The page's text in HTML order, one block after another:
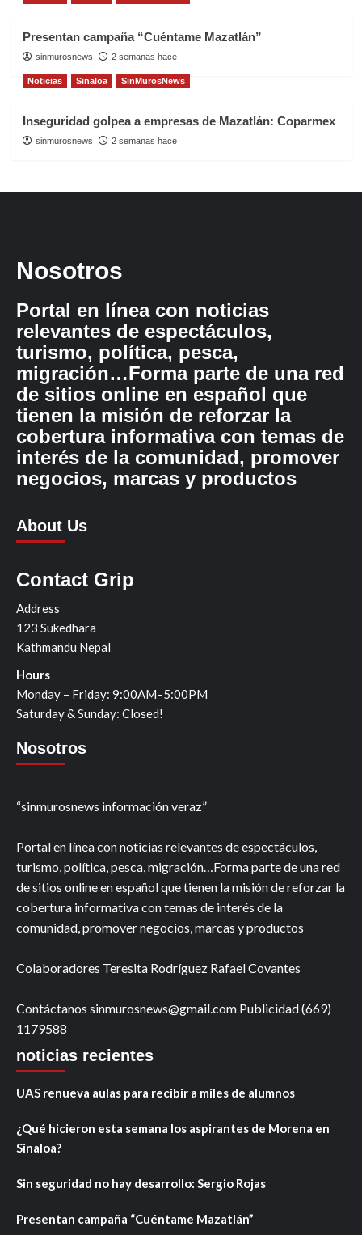
Presentan campaña “Cuéntame Mazatlán”
sinmurosnews 2 semanas hace
Noticias Sinaloa SinMurosNews
Inseguridad golpea a empresas de Mazatlán: Coparmex
sinmurosnews 2 semanas hace
Nosotros
Portal en línea con noticias
relevantes de espectáculos,
turismo, política, pesca,
migración…Forma parte de una red
de sitios online en español que
tienen la misión de reforzar la
cobertura informativa con temas de
interés de la comunidad, promover
negocios, marcas y productos
About Us
Contact Grip
Address
123 Sukedhara
Kathmandu Nepal
Hours
Monday – Friday: 9:00AM–5:00PM
Saturday & Sunday: Closed!
Nosotros
“sinmurosnews información veraz”
Portal en línea con noticias relevantes de espectáculos,
turismo, política, pesca, migración…Forma parte de una red
de sitios online en español que tienen la misión de reforzar la
cobertura informativa con temas de interés de la
comunidad, promover negocios, marcas y productos
Colaboradores Teresita Rodríguez Rafael Covantes
Contáctanos sinmurosnews@gmail.com Publicidad (669)
1179588
noticias recientes
UAS renueva aulas para recibir a miles de alumnos
¿Qué hicieron esta semana los aspirantes de Morena en
Sinaloa?
Sin seguridad no hay desarrollo: Sergio Rojas
Presentan campaña “Cuéntame Mazatlán”